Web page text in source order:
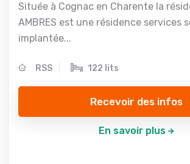
Située à Cognac en Charente la
AMBRES est une résidence services
implantée...
RSS 122 lits
Recevoir des infos
En savoir plus